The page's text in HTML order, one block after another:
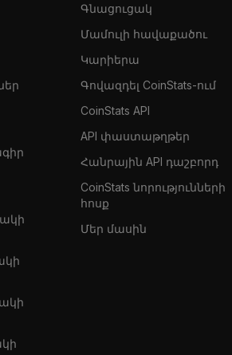
Գնացուցակ
Մամուլի հավաքածու
Կարիերա
Գովազդել CoinStats-ում
CoinStats API
API փաստաթղթեր
Հանրային API դաշբորդ
CoinStats նորությունների
հոսք
Մեր մասին